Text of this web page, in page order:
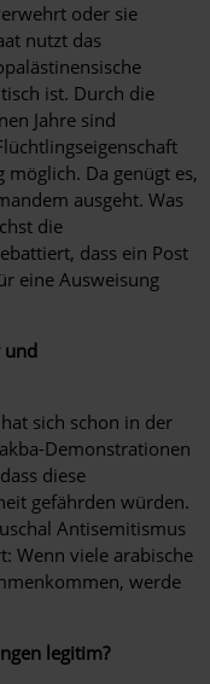
oder sie
nutzt das
ist. Durch die
Jahre sind
Da genügt es,
ausgeht. Was
die
dass ein Post
eine Ausweisung
und
sich schon in der
Demonstrationen
diese
gefährden würden.
Antisemitismus
Wenn viele arabische
werde
legitim?